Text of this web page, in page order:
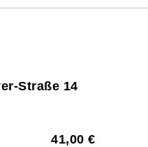
Straße 14
41,00 €